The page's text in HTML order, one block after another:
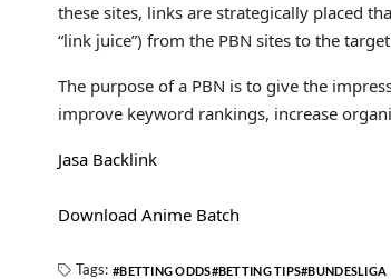
these sites, links are strategically placed
“link juice”) from the PBN sites to the
The purpose of a PBN is to give the
improve keyword rankings, increase
Jasa Backlink
Download Anime Batch
Tags: BETTING ODDS BETTING TIPS BUNDESLIGA